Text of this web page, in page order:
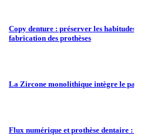
Copy denture : préserver les habitudes du
fabrication des prothèses
La Zircone monolithique intègre le panier RAC
Flux numérique et prothèse dentaire : une